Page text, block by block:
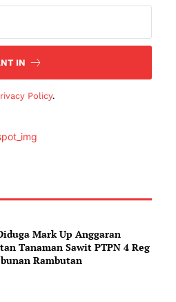
IN
Policy.
Mark Up Anggaran
Tanaman Sawit PTPN 4 Reg
Rambutan